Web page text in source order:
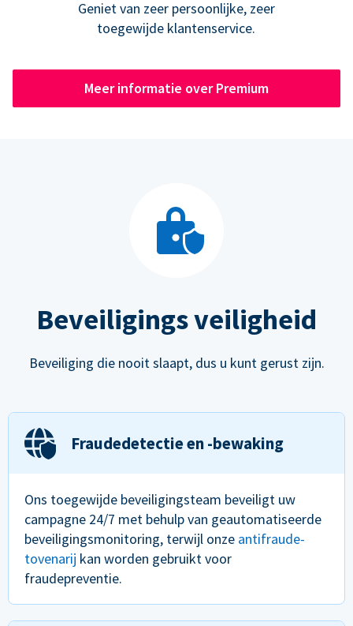
Geniet van zeer persoonlijke, zeer
toegewijde klantenservice.
Meer informatie over Premium
Beveiligings veiligheid
Beveiliging die nooit slaapt, dus u kunt gerust zijn.
Fraudedetectie en -bewaking
Ons toegewijde beveiligingsteam beveiligt uw
campagne 24/7 met behulp van geautomatiseerde
beveiligingsmonitoring, terwijl onze antifraude-
tovenarij kan worden gebruikt voor
fraudepreventie.